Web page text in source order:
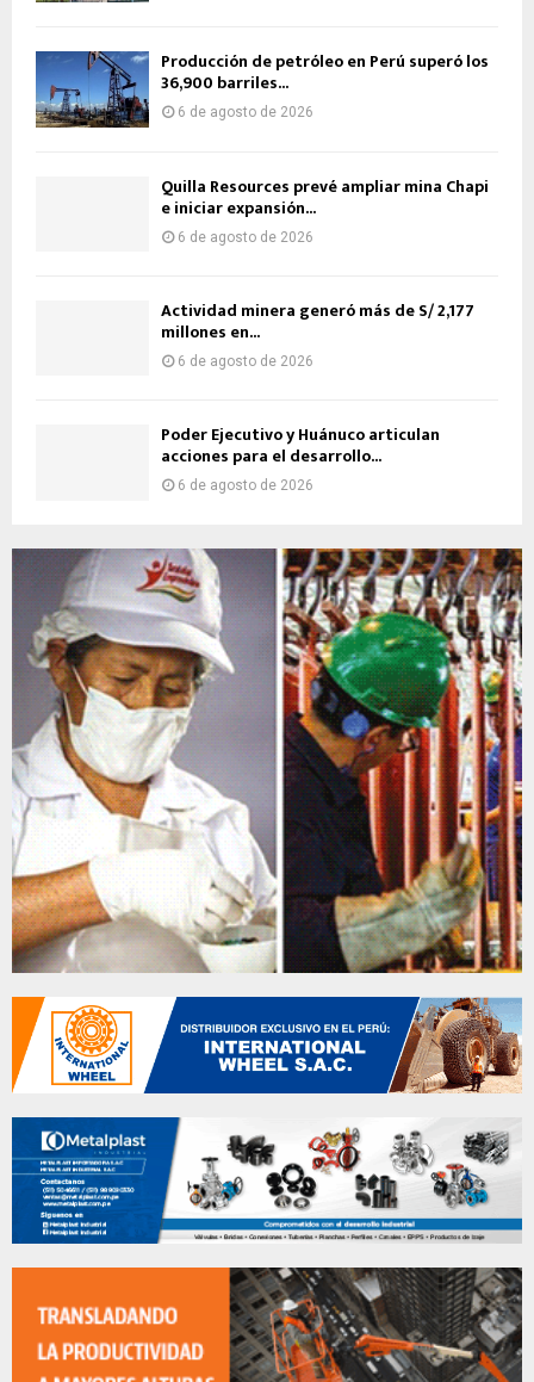
Producción de petróleo en Perú superó los
36,900 barriles...
6 de agosto de 2026
Quilla Resources prevé ampliar mina Chapi
e iniciar expansión...
6 de agosto de 2026
Actividad minera generó más de S/ 2,177
millones en...
6 de agosto de 2026
Poder Ejecutivo y Huánuco articulan
acciones para el desarrollo...
6 de agosto de 2026